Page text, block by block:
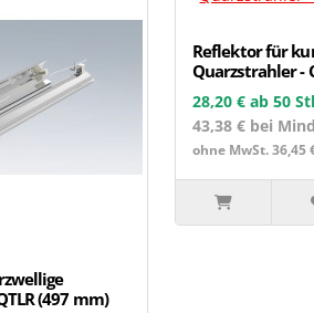
(497 mm)
Reflektor für
Quarzstrahler -
28,20 € ab 50
43,38 € bei
ohne MwSt. 36,45